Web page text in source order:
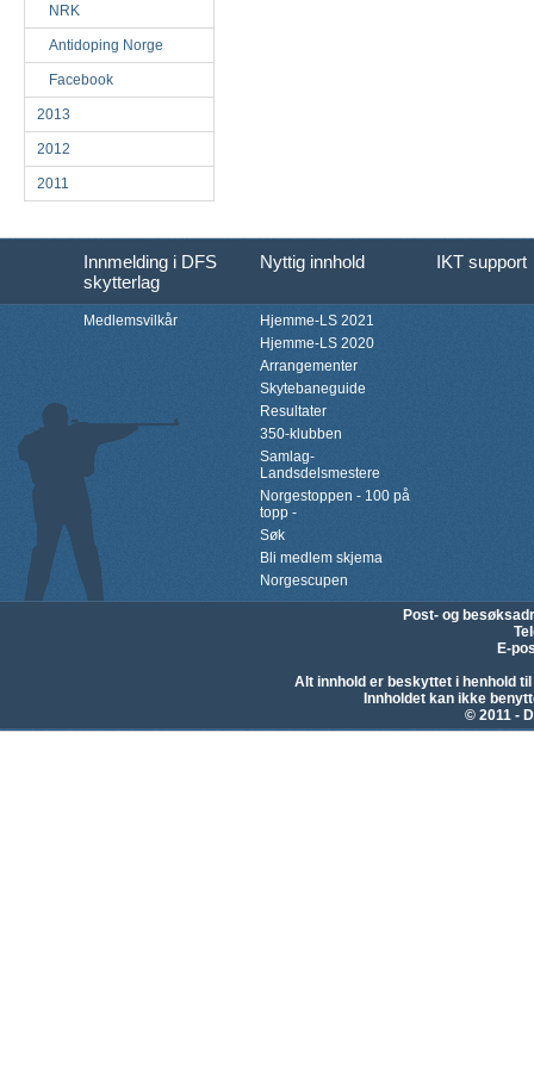
NRK
Antidoping Norge
Facebook
2013
2012
2011
Innmelding i DFS
skytterlag
Nyttig innhold IKT support
Medlemsvilkår
Hjemme-LS 2021
Hjemme-LS 2020
Arrangementer
Skytebaneguide
Resultater
350-klubben
Samlag-
Landsdelsmestere
Norgestoppen - 100 på
topp -
Søk
Bli medlem skjema
Norgescupen
Post- og
E-
Alt innhold er beskyttet i henhold
Innholdet kan ikke
© 2011 -